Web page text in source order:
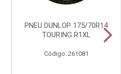
PNEU DUNLOP 175/70R14
TOURING R1XL
Código: 261081